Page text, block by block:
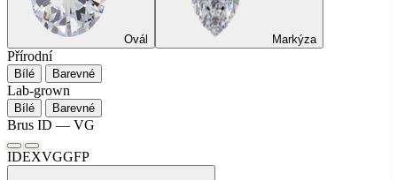
Ovál Markýza
Přírodní
Bílé Barevné
Lab-grown
Bílé Barevné
Brus ID — VG
IDEXVGGFP